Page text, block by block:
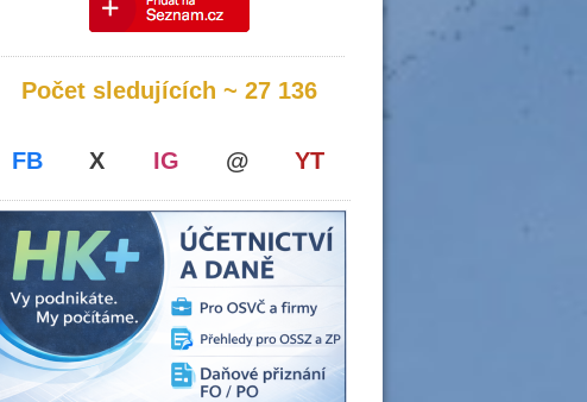
Počet sledujících ~ 27 136
FB X IG @ YT